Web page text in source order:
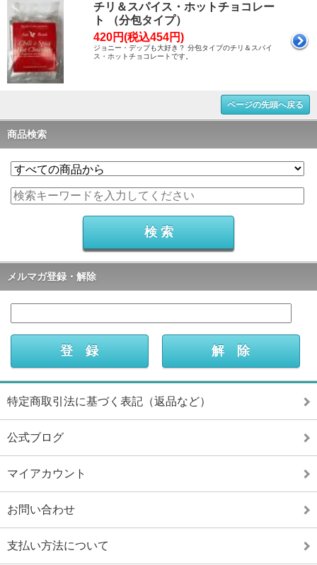
チリ＆スパイス・ホットチョコレー
ト （分包タイプ）
420円(税込454円)
ジョニー・デップも大好き？ 分包タイプのチリ＆スパイ
ス・ホットチョコレートです。
ページの先頭へ戻る
商品検索
メルマガ登録・解除
特定商取引法に基づく表記（返品など）
公式ブログ
マイアカウント
お問い合わせ
支払い方法について